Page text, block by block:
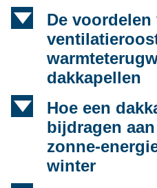
d
De voordelen
dakkapellen
d
Hoe een
bijdragen
zonne-
winter